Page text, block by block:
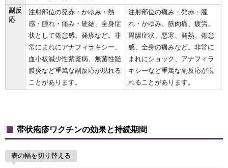
副反
応
注射部位の発赤・かゆみ・熱
感・腫れ・痛み・硬結、全身症
状として倦怠感、発疹など。非
常にまれにアナフィラキシー、
血小板減少性紫斑病、無菌性髄
膜炎など重篤な副反応が現れる
ことがあります。
注射部位の痛み・発赤・腫
れ・かゆみ、筋肉痛、疲労、
胃腸症状、悪寒、発熱、倦怠
感、全身の痛みなど。非常に
まれにショック、アナフィラ
キシーなど重篤な副反応が現
れることがあります。
帯状疱疹ワクチンの効果と持続期間
表の幅を切り替える